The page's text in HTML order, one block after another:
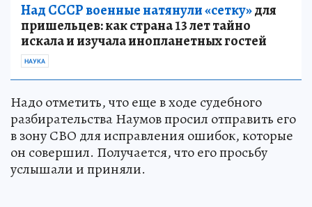
Над СССР военные натянули «сетку»для
пришельцев: как страна 13 лет тайно
искала и изучала инопланетных гостей
НАУКА
Надо отметить, что еще в ходе судебного
разбирательства Наумов просил отправить его
в зону СВО для исправления ошибок, которые
он совершил. Получается, что его просьбу
услышали и приняли.